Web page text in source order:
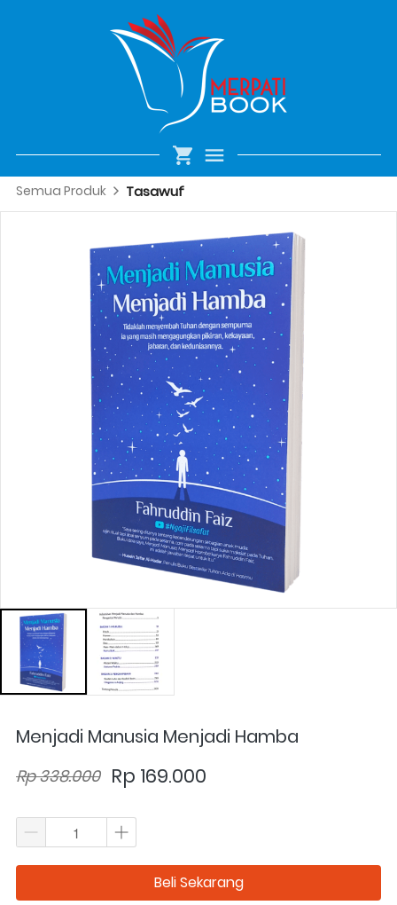
Semua Produk Tasawuf
Menjadi Manusia Menjadi Hamba
Rp 338.000 Rp 169.000
`
Beli Sekarang